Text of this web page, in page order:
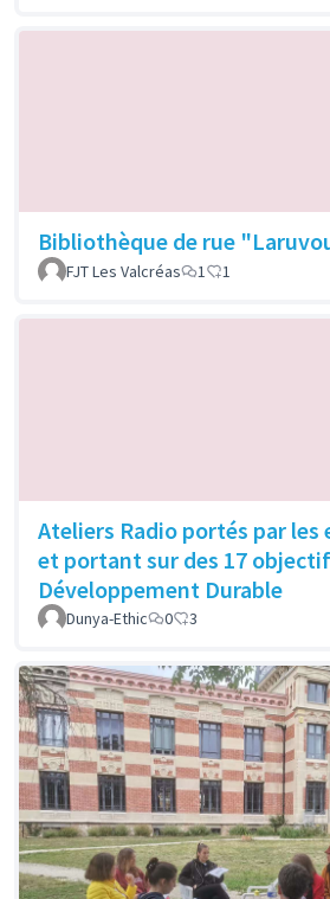
Bibliothèque de rue
FJT Les Valcréas
1 1
Ateliers Radio portés par les
et portant sur des 17
Développement Durable
Dunya-Ethic 0 3